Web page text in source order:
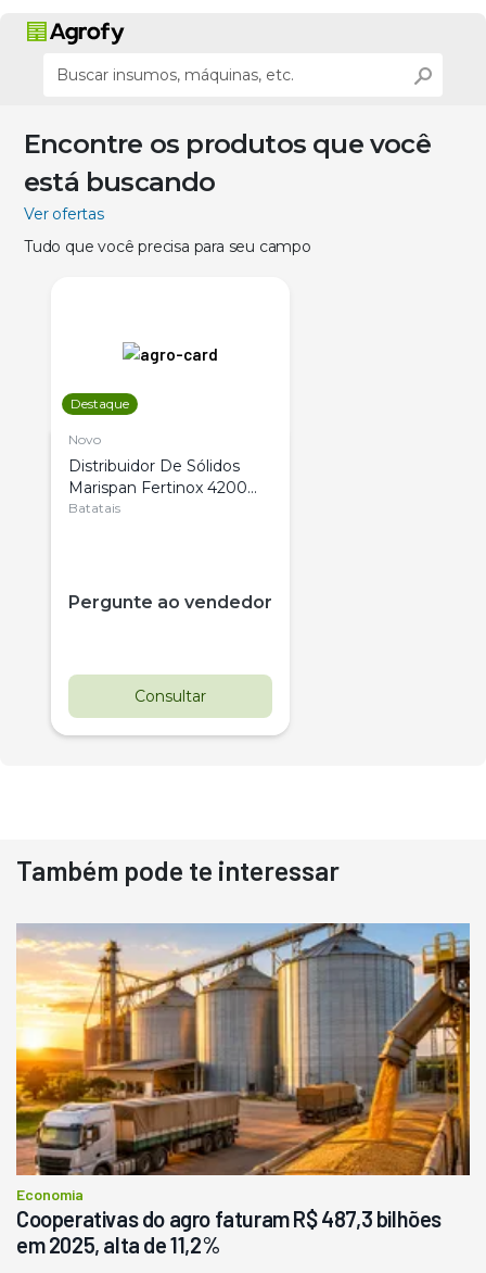
Encontre os produtos que você
está buscando
Ver ofertas
Tudo que você precisa para seu campo
Destaque
Novo
Distribuidor De Sólidos
Marispan Fertinox 4200
Citrus
Batatais
Pergunte ao vendedor
Consultar
Destaque
Usado
Pá Carregadeira Cat 966
Ano 1987
Londrina
R$ 145.000
Consultar
Também pode te interessar
Economia
Cooperativas do agro faturam R$ 487,3 bilhões
em 2025, alta de 11,2%